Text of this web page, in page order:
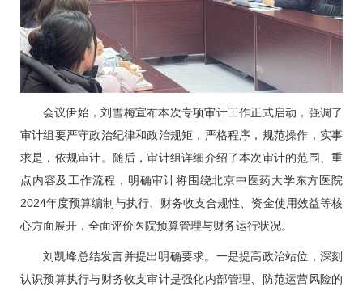
会议伊始，刘雪梅宣布本次专项审计工作正式启动，强调了
审计组要严守政治纪律和政治规矩，严格程序，规范操作，实事
求是，依规审计。随后，审计组详细介绍了本次审计的范围、重
点内容及工作流程，明确审计将围绕北京中医药大学东方医院
2024年度预算编制与执行、财务收支合规性、资金使用效益等核
心方面展开，全面评价医院预算管理与财务运行状况。
刘凯峰总结发言并提出明确要求。一是提高政治站位，深刻
认识预算执行与财务收支审计是强化内部管理、防范运营风险的